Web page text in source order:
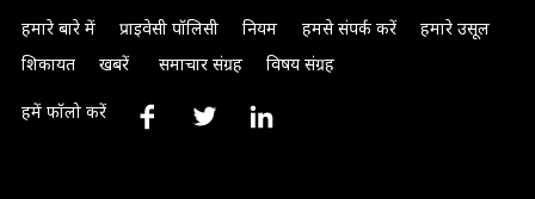
हमारे बारे में प्राइवेसी पॉलिसी नियम हमसे संपर्क करें
हमारे उसूल
शिकायत
खबरें समाचार संग्रह विषय संग्रह
हमें फॉलो करें